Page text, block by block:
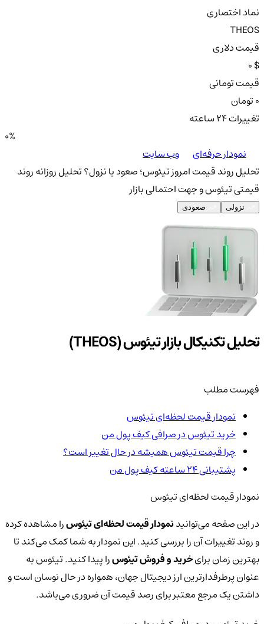
نماد اختصاری
THEOS
قیمت دلاری
0 $
قیمت تومانی
تغییرات ۲۴ ساعته
0%
نمودار حرفه‌ای
وب سایت
تحلیل روند قیمت امروز تیئوس؛ صعود یا نزول؟تحلیل روزانه روند
قیمتی تیئوس و جهت احتمالی بازار
نزولی صعودی
تحلیل تکنیکال بازار تیئوس (THEOS)
فهرست مطلب
نمودار قیمت لحظه‌ای تیئوس
خرید تیئوس در صرافی کیف پول من
چرا قیمت تیئوس همیشه در حال تغییر است؟
پشتیبانی ۲۴ ساعته کیف پول من
نمودار قیمت لحظه‌ای تیئوس
در این صفحه می‌توانیدنمودار قیمت لحظه‌ای تیئوسرا مشاهده کرده
و روند تغییرات آن را بررسی کنید. این نمودار به شما کمک می‌کند تا
بهترین زمان برایخرید و فروش تیئوسرا پیدا کنید. تیئوس به
عنوان پرطرفدارترین ارز دیجیتال جهان، همواره در حال نوسان است و
داشتن یک مرجع معتبر برای رصد قیمت آن ضروری می‌باشد.